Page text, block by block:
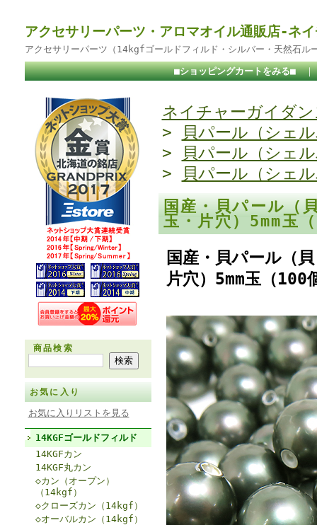
アクセサリーパーツ・アロマオイル通販店-ネ
アクセサリーパーツ（14kgfゴールドフィルド・シルバー・天然石ル
■ショッピングカートをみる■
商品検索
お気に入り
お気に入りリストを見る
14KGFゴールドフィルド
14KGFカン
14KGF丸カン
◇カン（オープン）
（14kgf）
◇クローズカン（14kgf）
◇オーバルカン（14kgf）
ネイチャーガイダン
>
貝パール（シェ
>
貝パール（シェ
>
貝パール（シェ
国産・貝パール（
玉・片穴）5mm玉
国産・貝パール（
片穴）5mm玉（100